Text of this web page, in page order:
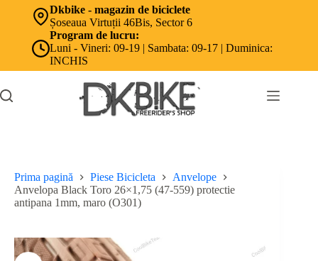
Dkbike - magazin de biciclete
Șoseaua Virtuții 46Bis, Sector 6
Program de lucru:
Luni - Vineri: 09-19 | Sambata: 09-17 | Duminica:
INCHIS
Prima pagină Piese Bicicleta
Anvelope
Anvelopa Black Toro 26×1,75 (47-559) protectie
antipana 1mm, maro (O301)